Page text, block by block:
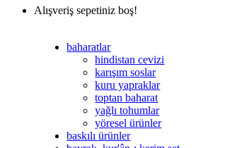
Alışveriş sepetiniz boş!
baharatlar
hindistan cevizi
karışım soslar
kuru yapraklar
toptan baharat
yağlı tohumlar
yöresel ürünler
baskılı ürünler